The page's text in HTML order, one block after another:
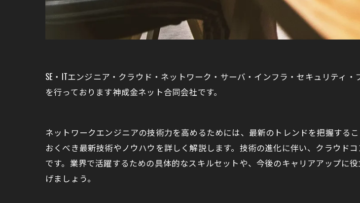
SE・ITエンジニア・クラウド・ネットワーク・サーバ・インフラ・セキュリティ・
を行っております神成金ネット合同会社です。
ネットワークエンジニアの技術力を高めるためには、最新のトレンドを把握する
おくべき最新技術やノウハウを詳しく解説します。技術の進化に伴い、クラウド
です。業界で活躍するための具体的なスキルセットや、今後のキャリアアップに
げましょう。